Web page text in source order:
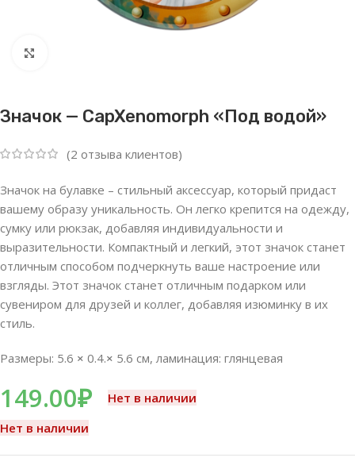
Значок — CapXenomorph «Под водой»
(2 отзыва клиентов)
Значок на булавке – стильный аксессуар, который придаст
вашему образу уникальность. Он легко крепится на одежду,
сумку или рюкзак, добавляя индивидуальности и
выразительности. Компактный и легкий, этот значок станет
отличным способом подчеркнуть ваше настроение или
взгляды. Этот значок станет отличным подарком или
сувениром для друзей и коллег, добавляя изюминку в их
стиль.
Размеры: 5.6 × 0.4.× 5.6 см, ламинация: глянцевая
149.00₽
Нет в наличии
Нет в наличии